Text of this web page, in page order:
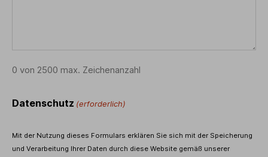
0 von 2500 max. Zeichenanzahl
Datenschutz (erforderlich)
Mit der Nutzung dieses Formulars erklären Sie sich mit der Speicherung
und Verarbeitung Ihrer Daten durch diese Website gemäß unserer